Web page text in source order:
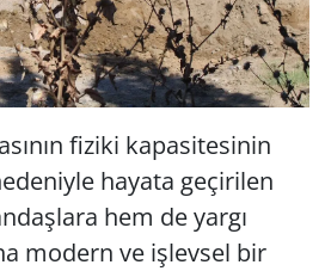
fiziki kapasitesinin
hayata geçirilen
hem de yargı
modern ve işlevsel bir